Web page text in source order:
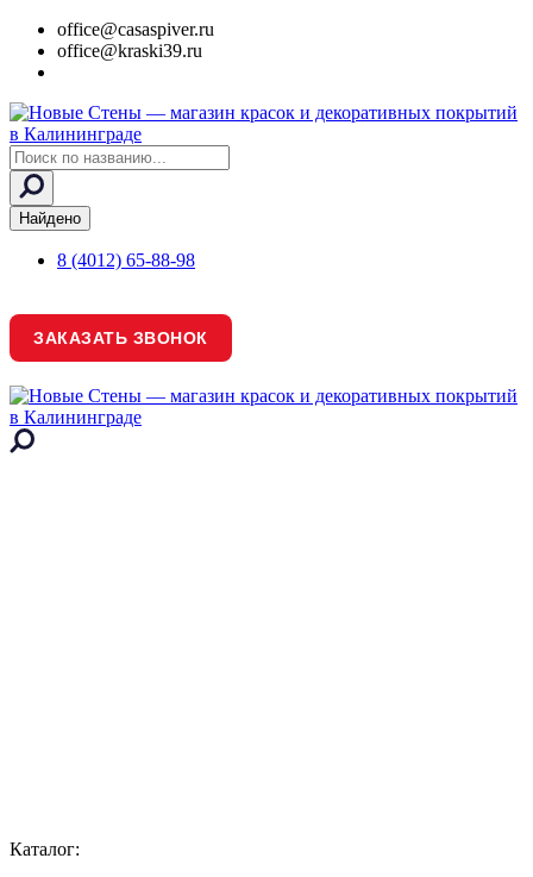
office@casaspiver.ru
office@kraski39.ru
Search
...
Найдено
8 (4012) 65-88-98
ЗАКАЗАТЬ ЗВОНОК
Каталог: